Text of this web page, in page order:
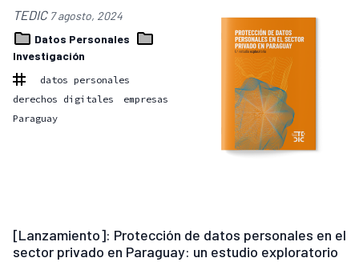
TEDIC 7 agosto, 2024
Datos Personales
Investigación
datos personales
derechos digitales
empresas
Paraguay
[Lanzamiento]: Protección de datos personales en el
sector privado en Paraguay: un estudio exploratorio